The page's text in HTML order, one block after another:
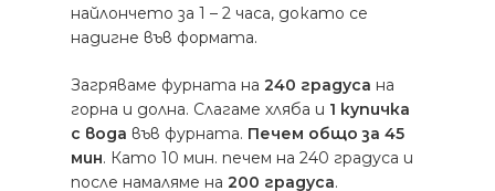
найлончето за 1 – 2 часа, докато се
надигне във формата.
Загряваме фурната на240 градуса на
горна и долна. Слагаме хляба и 1 купичка
с вода във фурната. Печем общо за 45
мин. Като 10 мин. печем на 240 градуса и
после намаляме на200 градуса.